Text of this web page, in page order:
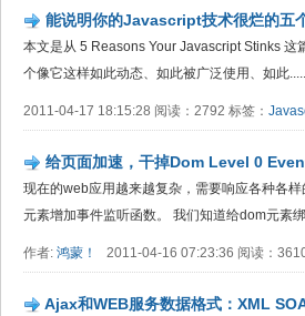
能说明你的Javascript技术很烂的五
本文是从 5 Reasons Your Javascript Stinks
个像它这样如此动态、如此被广泛使用、如此
2011-04-17 18:15:28 阅读：2792 标签：
给页面加速，干掉Dom Level 0
现在的web应用越来越复杂，需要响应各种各
元素增加事件监听函数。 我们知道给dom元素
作者: 鸿蒙！ 2011-04-16 07:23:36 阅读：
Ajax和WEB服务数据格式：XML